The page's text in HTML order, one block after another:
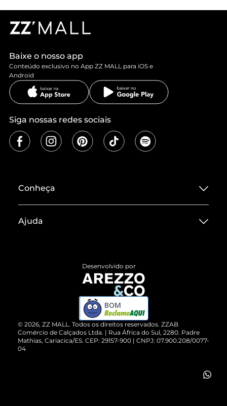
Baixe o nosso app
Conteúdo exclusivo no App ZZ MALL para iOS e
Android
Siga nossas redes sociais
Conheça
Termos de Uso
ZZ MALL é confiável
Cartão Presente
Vendas Corporativas
Ajuda
Devolução do Produto
Compre pelo WhatsApp
© 2026, ZZ MALL. Todos os direitos reservados. ZZAB
Comércio de Calçados Ltda. | Rua África do Sul, 2280. Padre
Mathias, Cariacica/ES. CEP: 29157-900 | CNPJ: 07.900.208/0077-
04
Desenvolvido por
BOM